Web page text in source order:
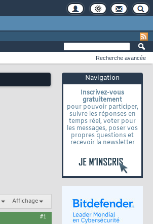
Navigation
Inscrivez-vous
gratuitement
pour pouvoir participer,
suivre les réponses en
temps réel, voter pour
les messages, poser vos
propres questions et
recevoir la newsletter
Recherche avancée
Affichage
#1